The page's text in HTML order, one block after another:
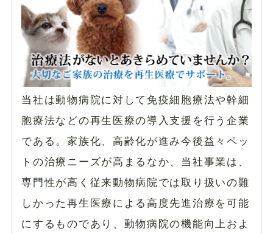
当社は動物病院に対して免疫細胞療法や幹細
胞療法などの再生医療の導入支援を行う企業
である。家族化、高齢化が進み今後益々ペッ
トの治療ニーズが高まるなか、当社事業は、
専門性が高く従来動物病院では取り扱いの難
しかった再生医療による高度先進治療を可能
にするものであり、動物病院の機能向上およ